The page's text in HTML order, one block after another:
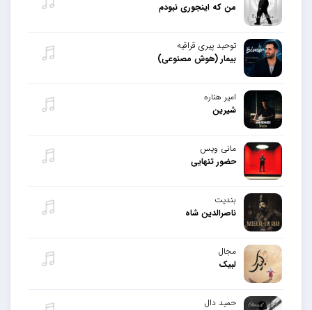
من که اینجوری نبودم
توحید پیری قراقیه
بیمار (هوش مصنوعی)
امیر هناره
شیرین
مانی ویس
حضور تنهایی
بندیت
ناصرالدین شاه
مجال
لبیک
حمید دال